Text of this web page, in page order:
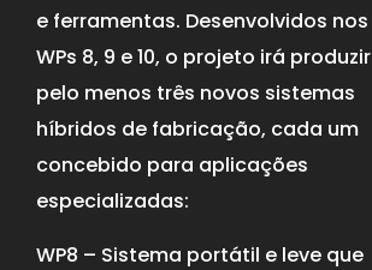
e ferramentas. Desenvolvidos nos
WPs 8, 9 e 10, o projeto irá produzir
pelo menos três novos sistemas
híbridos de fabricação, cada um
concebido para aplicações
especializadas:
WP8 – Sistema portátil e leve que